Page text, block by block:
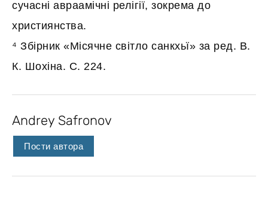
сучасні авраамічні релігії, зокрема до
християнства.
⁴ Збірник «Місячне світло санкхьї» за ред. В.
К. Шохіна. С. 224.
Andrey Safronov
Пости автора